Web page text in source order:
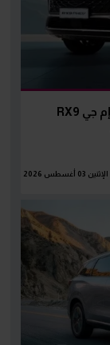
بسعر 1.9 مليون جنيه.. المواصفات الكاملة لـ إم جي RX9
الإثنين 03 أغسطس 2026